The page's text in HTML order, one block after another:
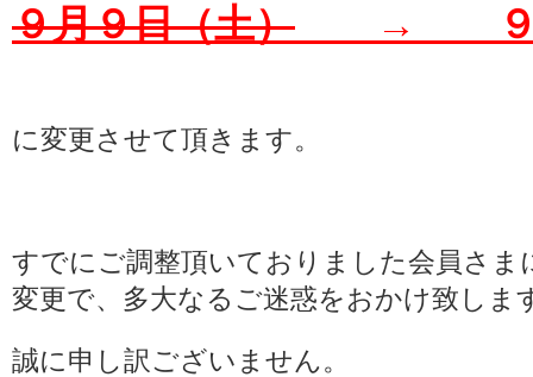
９月９日（土） → ９月
に変更させて頂きます。
すでにご調整頂いておりました会員さ
変更で、多大なるご迷惑をおかけ致しま
誠に申し訳ございません。